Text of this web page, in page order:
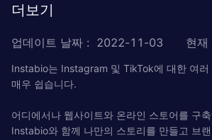
더보기
업데이트 날짜 : 2022-11-03 현재
Instabio는 Instagram 및 TikTok에 대한 여러
매우 쉽습니다.
어디에서나 웹사이트와 온라인 스토어를 구
Instabio와 함께 나만의 스토리를 만들고 브